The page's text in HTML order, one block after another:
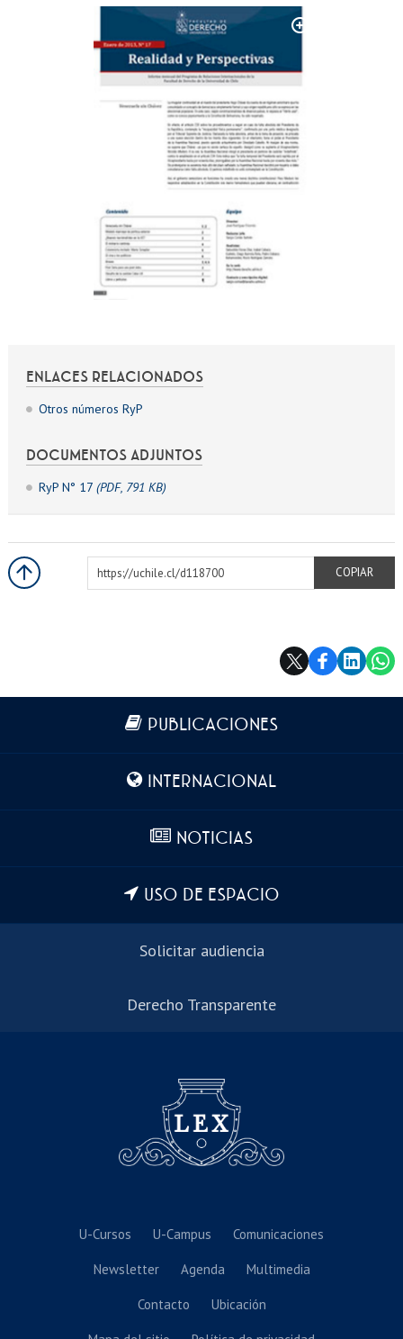
ENLACES RELACIONADOS
Otros números RyP
DOCUMENTOS ADJUNTOS
RyP N° 17 (PDF, 791 KB)
https://uchile.cl/d118700
COPIAR
Más información
PUBLICACIONES
INTERNACIONAL
NOTICIAS
USO DE ESPACIO
Solicitar audiencia
Derecho Transparente
U-Cursos U-Campus Comunicaciones
Newsletter Agenda Multimedia
Contacto Ubicación